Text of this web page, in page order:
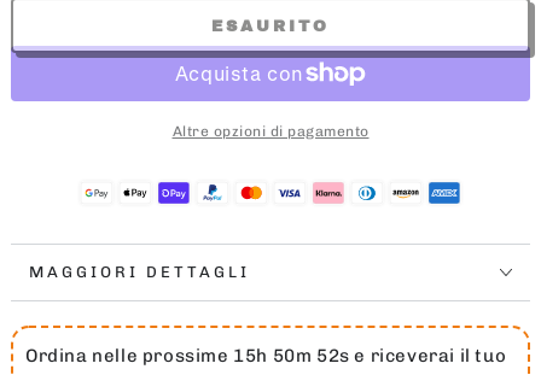
per
per
GSW
ESAURITO
Altre opzioni di pagamento
MAGGIORI DETTAGLI
Ordina nelle prossime 15h 50m 51s e riceverai il tuo